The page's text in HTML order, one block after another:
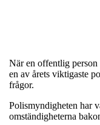
När en offentlig
en av årets viktigaste
frågor.
Polismyndigheten har
omständigheterna